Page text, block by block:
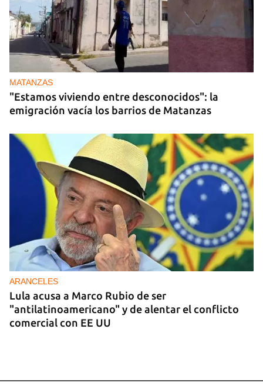
MATANZAS
"Estamos viviendo entre desconocidos": la
emigración vacía los barrios de Matanzas
ARANCELES
Lula acusa a Marco Rubio de ser
"antilatinoamericano" y de alentar el conflicto
comercial con EE UU